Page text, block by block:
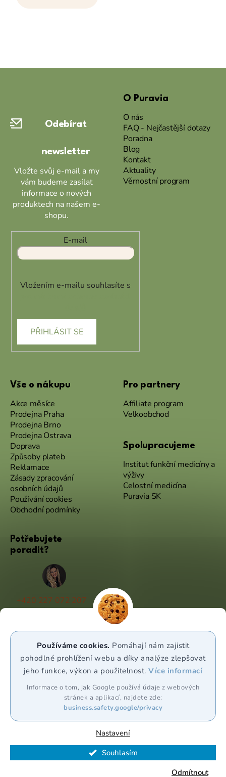
Používáme cookies. Pomáhají nám zajistit
pohodlné prohlížení webu a díky analýze zlepšovat
jeho funkce, výkon a použitelnost.Více informací
Informace o tom, jak Google používá údaje z webových
stránek a aplikací, najdete zde:
business.safety.google/privacy
Nastavení
Odmítnout
Souhlasím
Odebírat
newsletter
Vložte svůj e-mail a my
vám budeme zasílat
informace o nových
produktech na našem e-
shopu.
E-mail
Vložením e-mailu souhlasíte s
PŘIHLÁSIT SE
O Puravia
O nás
FAQ - Nejčastější dotazy
Poradna
Blog
Kontakt
Aktuality
Věrnostní program
Vše o nákupu
Akce měsíce
Prodejna Praha
Prodejna Brno
Prodejna Ostrava
Doprava
Způsoby plateb
Reklamace
Zásady zpracování
osobních údajů
Používání cookies
Obchodní podmínky
Pro partnery
Affiliate program
Velkoobchod
Spolupracujeme
Institut funkční medicíny a
výživy
Celostní medicína
Puravia SK
Potřebujete
poradit?
+420 227 072 207
(Po - Pá 9:00 - 17:00)
WhatsApp
Vytvořil Shoptet Premium
. Všechna práva vyhrazena.